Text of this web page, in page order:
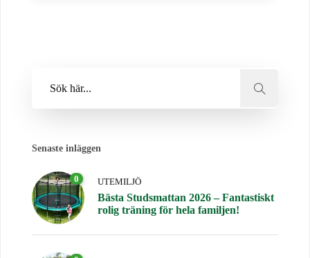
Senaste inläggen
0 UTEMILJÖ
Bästa Studsmattan 2026 – Fantastiskt
rolig träning för hela familjen!